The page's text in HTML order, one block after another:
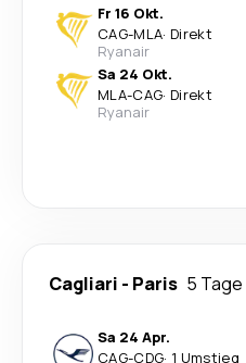
Fr 16 Okt.
CAG-MLA· Direkt
Ryanair
Sa 24 Okt.
MLA-CAG· Direkt
Ryanair
Cagliari - Paris 5 Tage
Sa 24 Apr.
CAG-CDG· 1 Umstieg